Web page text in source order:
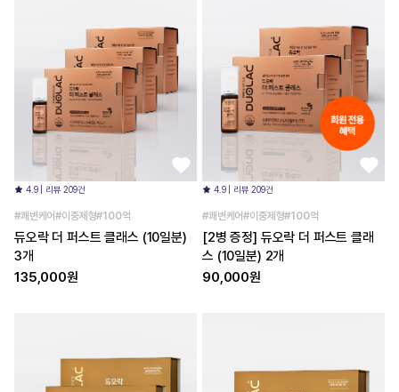
4.9 | 리뷰 209건
#쾌변케어#이중제형#100억
듀오락 더 퍼스트 클래스 (10일분)
3개
135,000원
4.9 | 리뷰 209건
#쾌변케어#이중제형#100억
[2병 증정] 듀오락 더 퍼스트 클래
스 (10일분) 2개
90,000원